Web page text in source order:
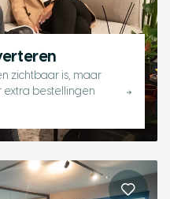
zichtbaar is, maar
bestellingen